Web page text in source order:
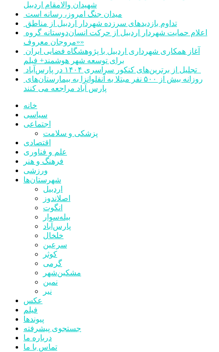
شهیدان والامقام اردبیل
میدان جنگ امروز، رسانه است
تداوم بازدیدهای سرزده شهردار اردبیل از مناطق
«مروجان معروف»
برای توسعه شهر هوشمند+ فیلم
پارس آباد مراجعه می کنند
خانه
سیاسی
اجتماعی
پزشکی و سلامت
اقتصادی
علم و فناوری
فرهنگ و هنر
ورزشی
شهرستان‌ها
اردبیل
اصلاندوز
انگوت
بیله‌سوار
پارس‌آباد
خلخال
سرعین
کوثر
گرمی
مشکین‌شهر
نمین
نیر
عکس
فیلم
پیوندها
جستجوی پیشرفته
درباره ما
تماس با ما